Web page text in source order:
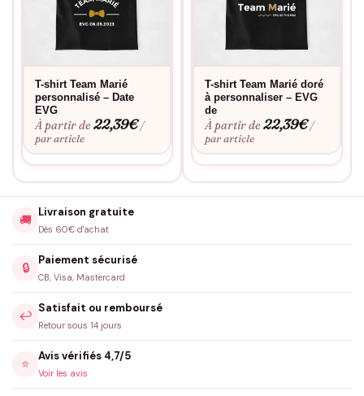
T-shirt Team Marié
personnalisé – Date
EVG
À partir de22,39€ /
par article
T-shirt Team Marié doré
à personnaliser – EVG
de
À partir de22,39€ /
par article
🚚
Livraison gratuite
Dès 60€ d'achat
🔒
Paiement sécurisé
CB, Visa, Mastercard
↩️
Satisfait ou remboursé
Retour sous 14 jours
⭐
Avis vérifiés 4,7/5
Voir les avis